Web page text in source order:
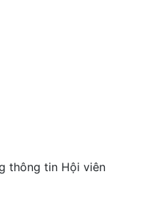
thông tin Hội viên